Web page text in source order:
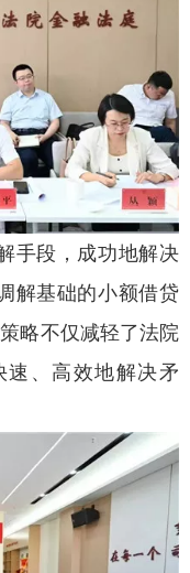
手段，成功地解决
解基础的小额借贷
略不仅减轻了法院
速、高效地解决矛